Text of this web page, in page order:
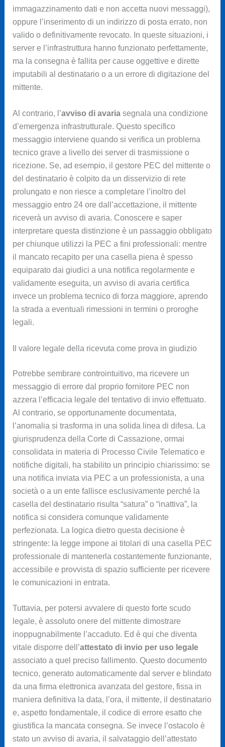
immagazzinamento dati e non accetta nuovi messaggi),
oppure l’inserimento di un indirizzo di posta errato, non
valido o definitivamente revocato. In queste situazioni, i
server e l’infrastruttura hanno funzionato perfettamente,
ma la consegna è fallita per cause oggettive e dirette
imputabili al destinatario o a un errore di digitazione del
mittente.
Al contrario, l’avviso di avariasegnala una condizione
d’emergenza infrastrutturale. Questo specifico
messaggio interviene quando si verifica un problema
tecnico grave a livello dei server di trasmissione o
ricezione. Se, ad esempio, il gestore PEC del mittente o
del destinatario è colpito da un disservizio di rete
prolungato e non riesce a completare l’inoltro del
messaggio entro 24 ore dall’accettazione, il mittente
riceverà un avviso di avaria. Conoscere e saper
interpretare questa distinzione è un passaggio obbligato
per chiunque utilizzi la PEC a fini professionali: mentre
il mancato recapito per una casella piena è spesso
equiparato dai giudici a una notifica regolarmente e
validamente eseguita, un avviso di avaria certifica
invece un problema tecnico di forza maggiore, aprendo
la strada a eventuali rimessioni in termini o proroghe
legali.
Il valore legale della ricevuta come prova in giudizio
Potrebbe sembrare controintuitivo, ma ricevere un
messaggio di errore dal proprio fornitore PEC non
azzera l’efficacia legale del tentativo di invio effettuato.
Al contrario, se opportunamente documentata,
l’anomalia si trasforma in una solida linea di difesa. La
giurisprudenza della Corte di Cassazione, ormai
consolidata in materia di Processo Civile Telematico e
notifiche digitali, ha stabilito un principio chiarissimo: se
una notifica inviata via PEC a un professionista, a una
società o a un ente fallisce esclusivamente perché la
casella del destinatario risulta “satura” o “inattiva”, la
notifica si considera comunque validamente
perfezionata. La logica dietro questa decisione è
stringente: la legge impone ai titolari di una casella PEC
professionale di mantenerla costantemente funzionante,
accessibile e provvista di spazio sufficiente per ricevere
le comunicazioni in entrata.
Tuttavia, per potersi avvalere di questo forte scudo
legale, è assoluto onere del mittente dimostrare
inoppugnabilmente l’accaduto. Ed è qui che diventa
vitale disporre dell’attestato di invio per uso legale
associato a quel preciso fallimento. Questo documento
tecnico, generato automaticamente dal server e blindato
da una firma elettronica avanzata del gestore, fissa in
maniera definitiva la data, l’ora, il mittente, il destinatario
e, aspetto fondamentale, il codice di errore esatto che
giustifica la mancata consegna. Se invece l’ostacolo è
stato un avviso di avaria, il salvataggio dell’attestato